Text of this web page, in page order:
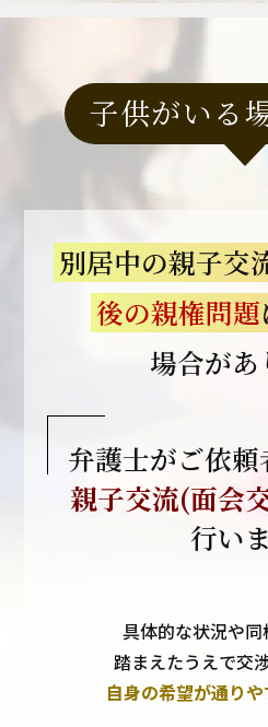
子供がいる
別居中の親子交
後の親権問題
場合があ
弁護士がご依頼
親子交流(面会
行い
具体的な状況や
踏まえたうえで交
自身の希望が通りや